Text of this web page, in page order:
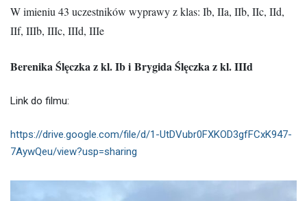
W imieniu 43 uczestników wyprawy z klas: Ib, IIa, IIb, IIc, IId,
IIf, IIIb, IIIc, IIId, IIIe
Berenika Ślęczka z kl. Ib i Brygida Ślęczka z kl. IIId
Link do filmu:
https://drive.google.com/file/d/1-UtDVubr0FXKOD3gfFCxK947-
7AywQeu/view?usp=sharing